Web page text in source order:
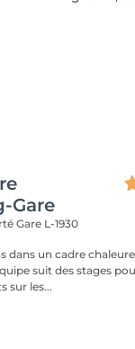
Gare
Gare L-1930
dans un cadre
suit des stages
sur les...